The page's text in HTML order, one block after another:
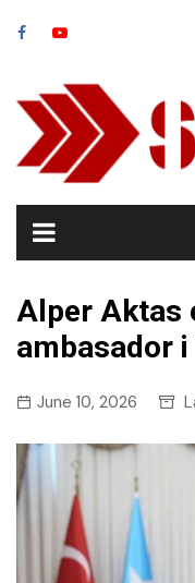
Alper Aktas
ambasador i
June 10, 2026